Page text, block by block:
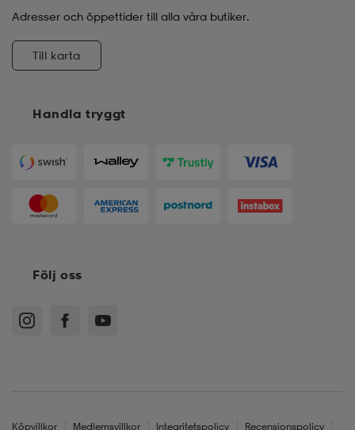
Handla tryggt
Adresser och öppettider till alla våra butiker.
Till karta
Följ oss
Köpvillkor Medlemsvillkor Integritetspolicy Recensionspolicy